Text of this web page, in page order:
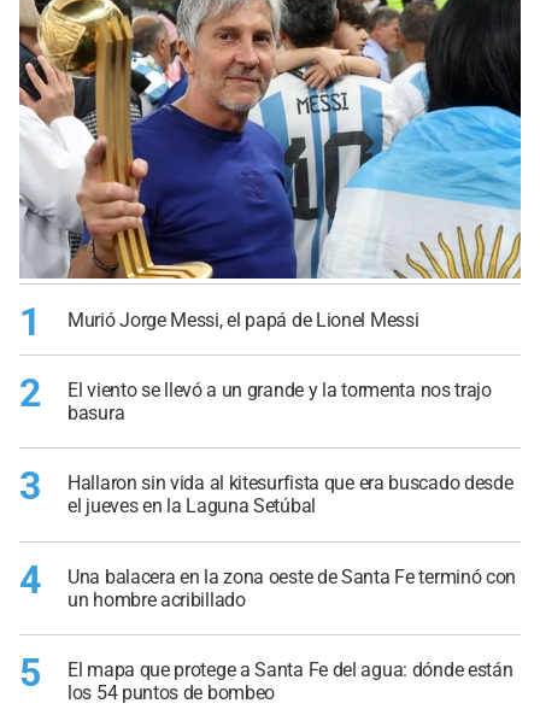
1 Murió Jorge Messi, el papá de Lionel Messi
2
El viento se llevó a un grande y la tormenta nos trajo
basura
3
Hallaron sin vida al kitesurfista que era buscado desde
el jueves en la Laguna Setúbal
4
Una balacera en la zona oeste de Santa Fe terminó con
un hombre acribillado
5
El mapa que protege a Santa Fe del agua: dónde están
los 54 puntos de bombeo